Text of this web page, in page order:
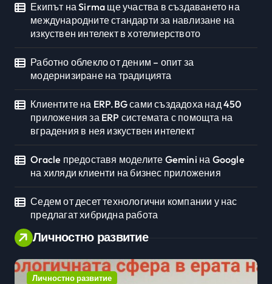
Екипът на Sirma ще участва в създаването на
международните стандарти за навлизане на
изкуствен интелект в хотелиерството
Работно облекло от деним – опит за
модернизиране на традицията
Клиентите на ERP.BG сами създадоха над 450
приложения за ERP системата с помощта на
вградения в нея изкуствен интелект
Oracle предоставя моделите Gemini на Google
на хиляди клиенти на бизнес приложения
Седем от десет технологични компании у нас
предлагат хибридна работа
Личностно развитие
Личностно развитие